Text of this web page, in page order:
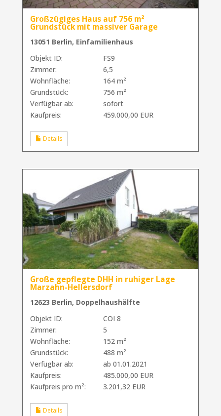
Großzügiges Haus auf 756 m²
Grundstück mit massiver Garage
13051 Berlin, Einfamilienhaus
Objekt ID:
FS9
Zimmer:
6,5
Wohnfläche:
164 m²
Grundstück:
756 m²
Verfügbar ab:
sofort
Kaufpreis:
459.000,00 EUR
Details
Große gepflegte DHH in ruhiger Lage
Marzahn-Hellersdorf
12623 Berlin, Doppelhaushälfte
Objekt ID:
COI 8
Zimmer:
5
Wohnfläche:
152 m²
Grundstück:
488 m²
Verfügbar ab:
ab 01.01.2021
Kaufpreis:
485.000,00 EUR
Kaufpreis pro m²:
3.201,32 EUR
Details